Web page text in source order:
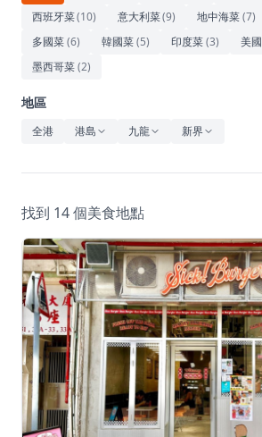
藝術文化
休閒
音樂
西班牙菜(10) 意大利菜(9) 地中海菜(7)
多國菜(6) 韓國菜(5) 印度菜(3) 美
墨西哥菜(2)
地區
全港 港島 九龍 新界
找到 14 個美食地點